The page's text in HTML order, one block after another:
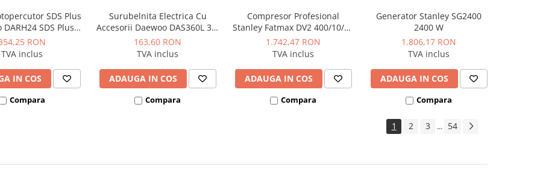
SDS Plus
DARH24 SDS Plus
24mm
RON
TVA inclus
IN COS
Compara
Surubelnita Electrica Cu
Accesorii Daewoo DAS360L 3.6
V
163,60 RON
TVA inclus
ADAUGA IN COS
Compara
Compresor Profesional
Stanley Fatmax DV2 400/10/50
Orizontal 3CP 10 bar 356L/min
1.742,47 RON
TVA inclus
ADAUGA IN COS
Compara
Generator Stanley SG2400
2400 W
1.806,17 RON
TVA inclus
ADAUGA IN COS
Compara
1 2 3 ... 54